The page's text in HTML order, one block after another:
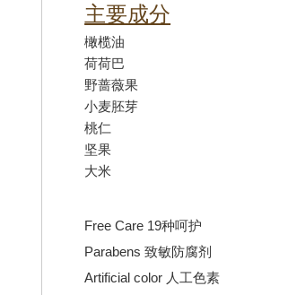
主要成分
橄榄油
荷荷巴
野蔷薇果
小麦胚芽
桃仁
坚果
大米
Free Care 19种呵护
Parabens 致敏防腐剂
Artificial color 人工色素